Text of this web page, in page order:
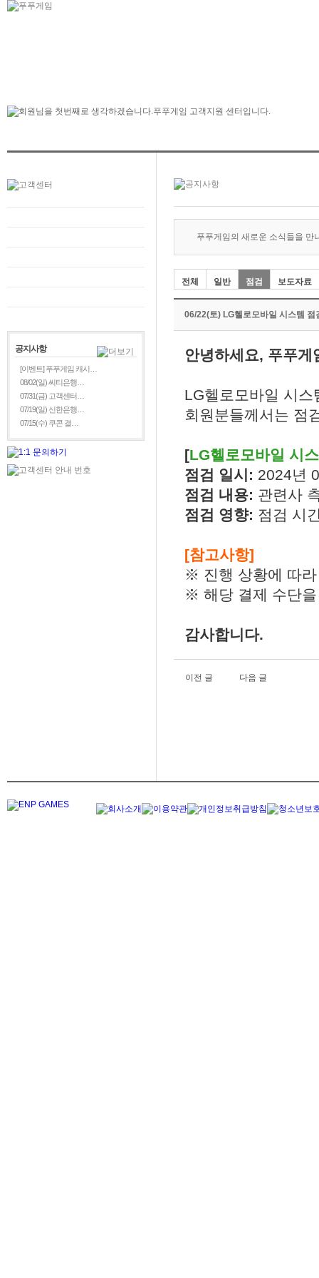
공지사항
[이벤트] 푸푸게임 캐시…
08/02(일) 씨티은행…
07/31(금) 고객센터…
07/19(일) 신한은행…
07/15(수) 쿠콘 결…
푸푸게임의 새로운 소식들을 만
전체 일반 점검 보도자료
06/22(토) LG헬로모바일 시스템 점
안녕하세요, 푸푸게
LG헬로모바일 시
회원분들께서는 점
[LG헬로모바일 시
점검 일시: 2024년
점검 내용: 관련사
점검 영향: 점검 시
[참고사항]
※ 진행 상황에 따
※ 해당 결제 수단
감사합니다.
이전 글 다음 글